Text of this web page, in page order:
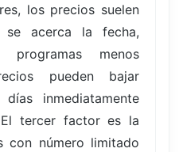
los precios suelen
acerca la fecha,
menos
pueden bajar
inmediatamente
tercer factor es la
con número limitado